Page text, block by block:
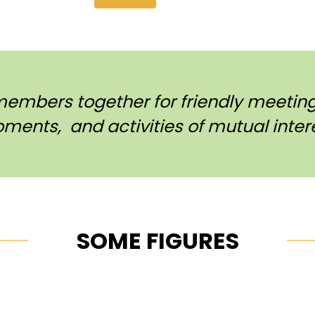
together for friendly
and activities of mutual
SOME FIGURES